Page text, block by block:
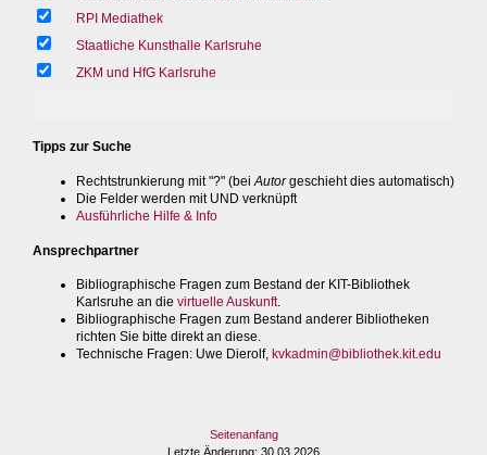
RPI Mediathek
Staatliche Kunsthalle Karlsruhe
ZKM und HfG Karlsruhe
Tipps zur Suche
Rechtstrunkierung mit "?" (bei Autorgeschieht dies automatisch)
Die Felder werden mit UND verknüpft
Ausführliche Hilfe & Info
Ansprechpartner
Bibliographische Fragen zum Bestand der KIT-Bibliothek
Karlsruhe an die virtuelle Auskunft.
Bibliographische Fragen zum Bestand anderer Bibliotheken
richten Sie bitte direkt an diese.
Technische Fragen: Uwe Dierolf, kvkadmin@bibliothek.kit.edu
Seitenanfang
Letzte Änderung: 30.03.2026